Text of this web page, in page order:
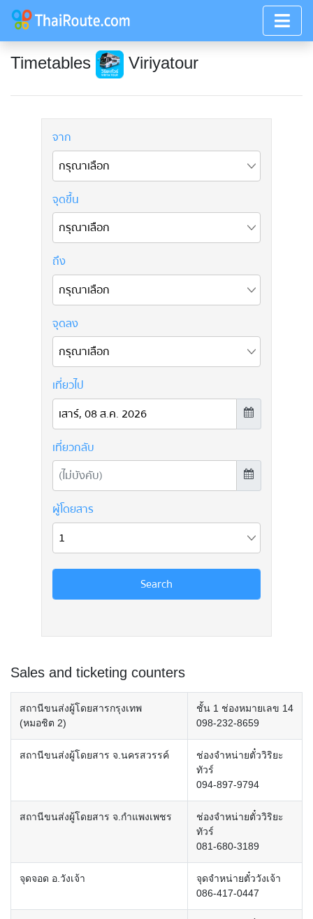
Timetables Viriyatour
Sales and ticketing counters
สถานีขนส่งผู้โดยสารกรุงเทพ
(หมอชิต 2)
ชั้น 1 ช่องหมายเลข 14
098-232-8659
สถานีขนส่งผู้โดยสาร จ.นครสวรรค์
ช่องจำหน่ายตั๋ววิริยะ
ทัวร์
094-897-9794
สถานีขนส่งผู้โดยสาร จ.กำแพงเพชร
ช่องจำหน่ายตั๋ววิริยะ
ทัวร์
081-680-3189
จุดจอด อ.วังเจ้า
จุดจำหน่ายตั๋ววังเจ้า
086-417-0447